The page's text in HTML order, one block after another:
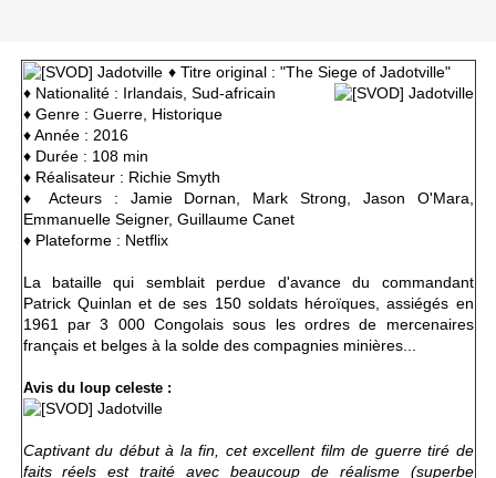
♦ Titre original : "The Siege of Jadotville"
♦ Nationalité : Irlandais, Sud-africain
♦ Genre : Guerre, Historique
♦ Année : 2016
♦ Durée : 108 min
♦ Réalisateur : Richie Smyth
♦ Acteurs : Jamie Dornan, Mark Strong, Jason O'Mara,
Emmanuelle Seigner, Guillaume Canet
♦ Plateforme : Netflix
La bataille qui semblait perdue d'avance du commandant
Patrick Quinlan et de ses 150 soldats héroïques, assiégés en
1961 par 3 000 Congolais sous les ordres de mercenaires
français et belges à la solde des compagnies minières...
Avis du loup celeste :
Captivant du début à la fin, cet excellent film de guerre tiré de
faits réelsest traité avec beaucoup de réalisme (superbe